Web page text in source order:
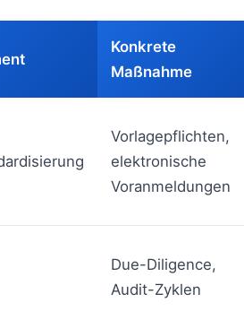
Konkrete
Maßnahme
Vorlagepflichten,
elektronische
Voranmeldungen
Due-Diligence,
Audit-Zyklen